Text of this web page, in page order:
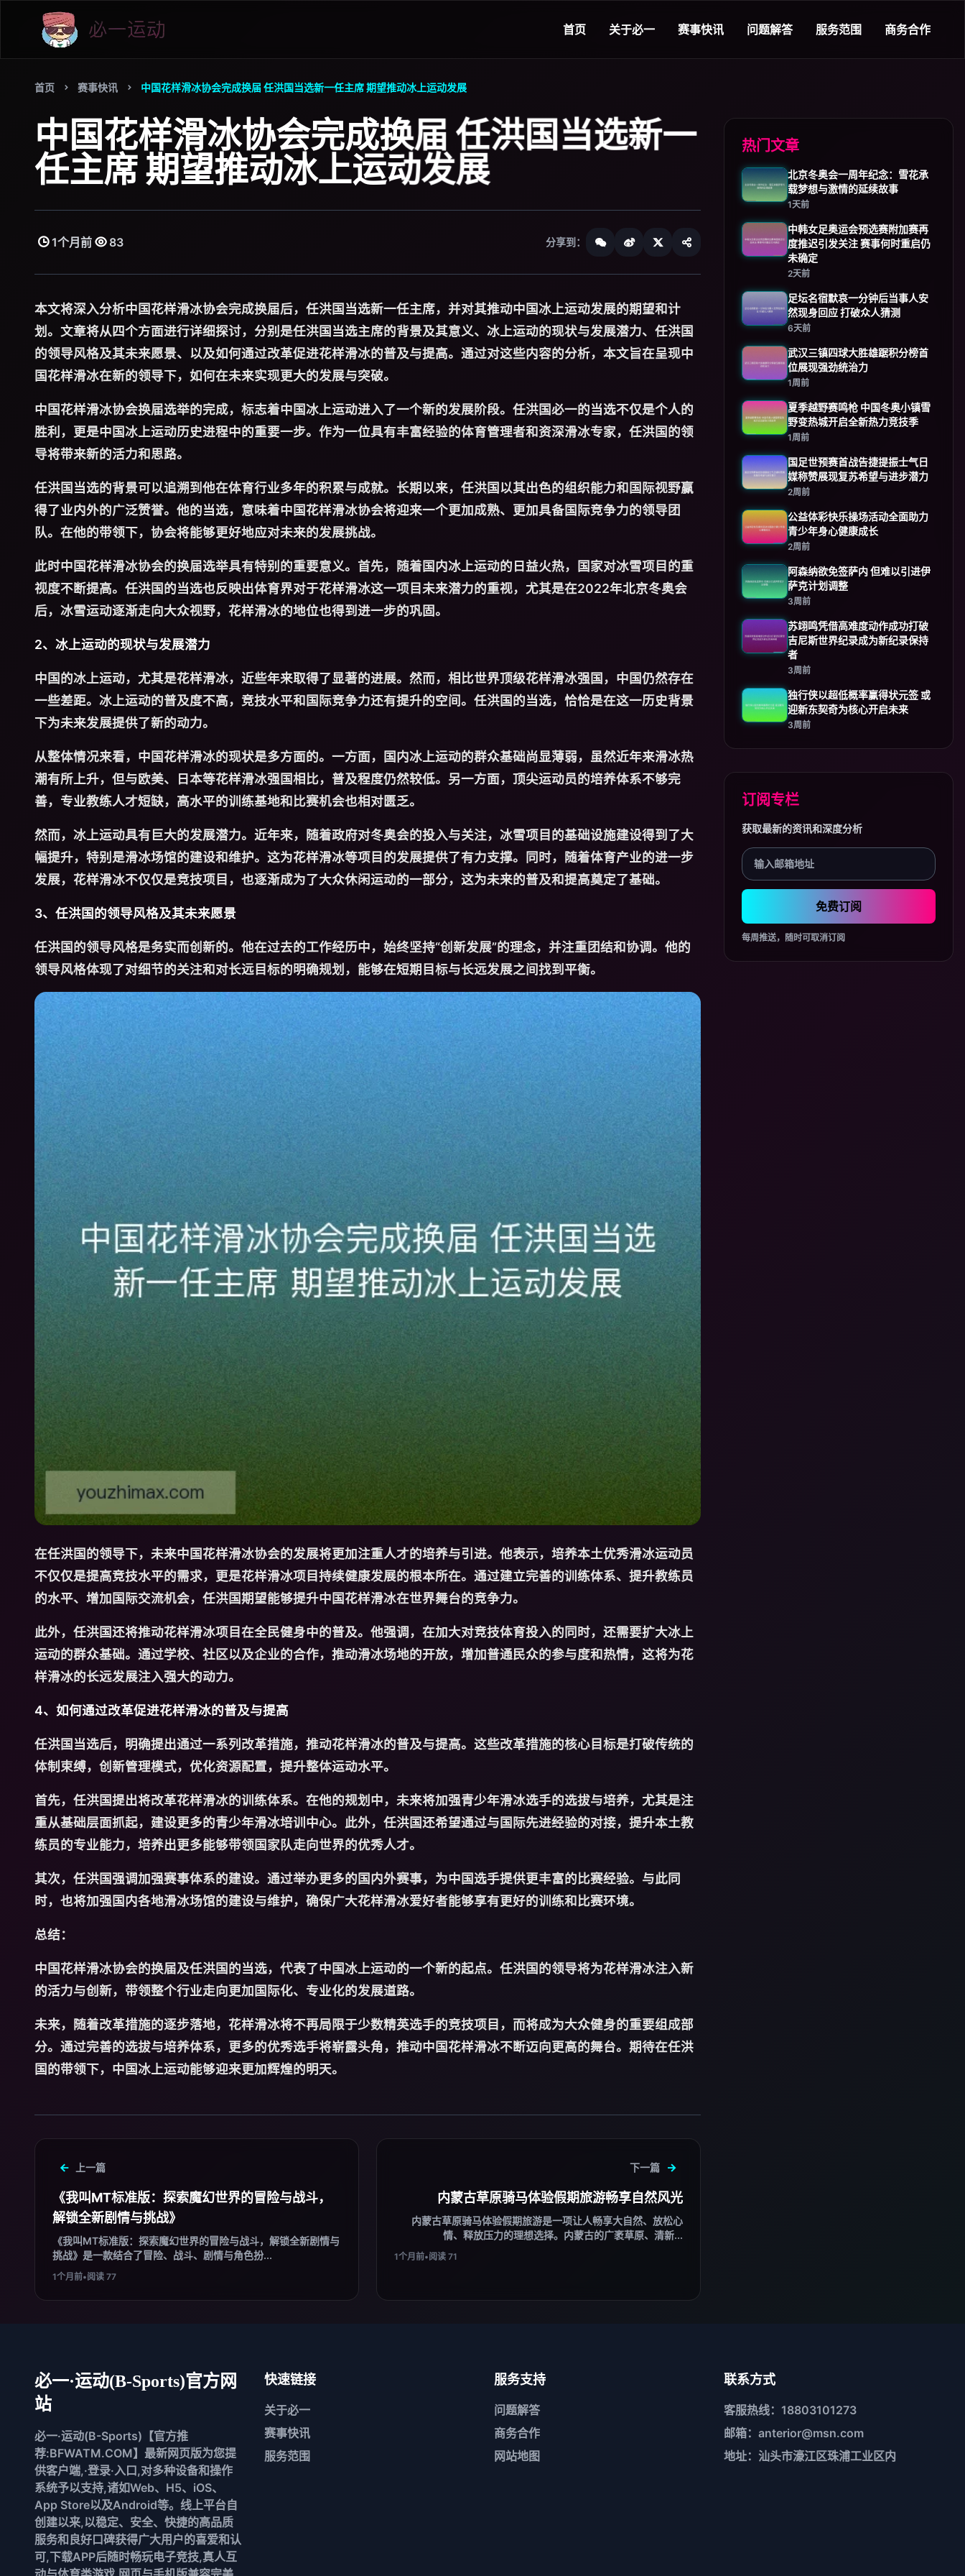
首页 关于必一 赛事快讯 问题解答 服务范围 商务合作
首页 赛事快讯 中国花样滑冰协会完成换届 任洪国当选新一任主席 期望推动冰上运动发展
中国花样滑冰协会完成换届 任洪国当选新一
任主席 期望推动冰上运动发展
1个月前 83 分享到：
本文将深入分析中国花样滑冰协会完成换届后，任洪国当选新一任主席，并对其推动中国冰上运动发展的期望和计
划。文章将从四个方面进行详细探讨，分别是任洪国当选主席的背景及其意义、冰上运动的现状与发展潜力、任洪国
的领导风格及其未来愿景、以及如何通过改革促进花样滑冰的普及与提高。通过对这些内容的分析，本文旨在呈现中
国花样滑冰在新的领导下，如何在未来实现更大的发展与突破。
中国花样滑冰协会换届选举的完成，标志着中国冰上运动进入了一个新的发展阶段。任洪国必一的当选不仅是个人的
胜利，更是中国冰上运动历史进程中的重要一步。作为一位具有丰富经验的体育管理者和资深滑冰专家，任洪国的领
导将带来新的活力和思路。
任洪国当选的背景可以追溯到他在体育行业多年的积累与成就。长期以来，任洪国以其出色的组织能力和国际视野赢
得了业内外的广泛赞誉。他的当选，意味着中国花样滑冰协会将迎来一个更加成熟、更加具备国际竞争力的领导团
队。在他的带领下，协会将能够更好地应对未来的发展挑战。
此时中国花样滑冰协会的换届选举具有特别的重要意义。首先，随着国内冰上运动的日益火热，国家对冰雪项目的重
视度不断提高。任洪国的当选也反映出体育界对于花样滑冰这一项目未来潜力的重视，尤其是在2022年北京冬奥会
后，冰雪运动逐渐走向大众视野，花样滑冰的地位也得到进一步的巩固。
2、冰上运动的现状与发展潜力
中国的冰上运动，尤其是花样滑冰，近些年来取得了显著的进展。然而，相比世界顶级花样滑冰强国，中国仍然存在
一些差距。冰上运动的普及度不高，竞技水平和国际竞争力还有提升的空间。任洪国的当选，恰恰是在这一历史背景
下为未来发展提供了新的动力。
从整体情况来看，中国花样滑冰的现状是多方面的。一方面，国内冰上运动的群众基础尚显薄弱，虽然近年来滑冰热
潮有所上升，但与欧美、日本等花样滑冰强国相比，普及程度仍然较低。另一方面，顶尖运动员的培养体系不够完
善，专业教练人才短缺，高水平的训练基地和比赛机会也相对匮乏。
然而，冰上运动具有巨大的发展潜力。近年来，随着政府对冬奥会的投入与关注，冰雪项目的基础设施建设得到了大
幅提升，特别是滑冰场馆的建设和维护。这为花样滑冰等项目的发展提供了有力支撑。同时，随着体育产业的进一步
发展，花样滑冰不仅仅是竞技项目，也逐渐成为了大众休闲运动的一部分，这为未来的普及和提高奠定了基础。
3、任洪国的领导风格及其未来愿景
任洪国的领导风格是务实而创新的。他在过去的工作经历中，始终坚持“创新发展”的理念，并注重团结和协调。他的
领导风格体现了对细节的关注和对长远目标的明确规划，能够在短期目标与长远发展之间找到平衡。
在任洪国的领导下，未来中国花样滑冰协会的发展将更加注重人才的培养与引进。他表示，培养本土优秀滑冰运动员
不仅仅是提高竞技水平的需求，更是花样滑冰项目持续健康发展的根本所在。通过建立完善的训练体系、提升教练员
的水平、增加国际交流机会，任洪国期望能够提升中国花样滑冰在世界舞台的竞争力。
此外，任洪国还将推动花样滑冰项目在全民健身中的普及。他强调，在加大对竞技体育投入的同时，还需要扩大冰上
运动的群众基础。通过学校、社区以及企业的合作，推动滑冰场地的开放，增加普通民众的参与度和热情，这将为花
样滑冰的长远发展注入强大的动力。
4、如何通过改革促进花样滑冰的普及与提高
任洪国当选后，明确提出通过一系列改革措施，推动花样滑冰的普及与提高。这些改革措施的核心目标是打破传统的
体制束缚，创新管理模式，优化资源配置，提升整体运动水平。
首先，任洪国提出将改革花样滑冰的训练体系。在他的规划中，未来将加强青少年滑冰选手的选拔与培养，尤其是注
重从基础层面抓起，建设更多的青少年滑冰培训中心。此外，任洪国还希望通过与国际先进经验的对接，提升本土教
练员的专业能力，培养出更多能够带领国家队走向世界的优秀人才。
其次，任洪国强调加强赛事体系的建设。通过举办更多的国内外赛事，为中国选手提供更丰富的比赛经验。与此同
时，也将加强国内各地滑冰场馆的建设与维护，确保广大花样滑冰爱好者能够享有更好的训练和比赛环境。
总结：
中国花样滑冰协会的换届及任洪国的当选，代表了中国冰上运动的一个新的起点。任洪国的领导将为花样滑冰注入新
的活力与创新，带领整个行业走向更加国际化、专业化的发展道路。
未来，随着改革措施的逐步落地，花样滑冰将不再局限于少数精英选手的竞技项目，而将成为大众健身的重要组成部
分。通过完善的选拔与培养体系，更多的优秀选手将崭露头角，推动中国花样滑冰不断迈向更高的舞台。期待在任洪
国的带领下，中国冰上运动能够迎来更加辉煌的明天。
上一篇
《我叫MT标准版：探索魔幻世界的冒险与战斗，
解锁全新剧情与挑战》
《我叫MT标准版：探索魔幻世界的冒险与战斗，解锁全新剧情与
挑战》是一款结合了冒险、战斗、剧情与角色扮...
1个月前•阅读 77
下一篇
内蒙古草原骑马体验假期旅游畅享自然风光
内蒙古草原骑马体验假期旅游是一项让人畅享大自然、放松心
情、释放压力的理想选择。内蒙古的广袤草原、清新...
1个月前•阅读 71
热门文章
北京冬奥会一周年纪念：雪花承
载梦想与激情的延续故事
1天前
中韩女足奥运会预选赛附加赛再
度推迟引发关注 赛事何时重启仍
未确定
2天前
足坛名宿默哀一分钟后当事人安
然现身回应 打破众人猜测
6天前
武汉三镇四球大胜雄踞积分榜首
位展现强劲统治力
1周前
夏季越野赛鸣枪 中国冬奥小镇雪
野变热城开启全新热力竞技季
1周前
国足世预赛首战告捷提振士气日
媒称赞展现复苏希望与进步潜力
2周前
公益体彩快乐操场活动全面助力
青少年身心健康成长
2周前
阿森纳欲免签萨内 但难以引进伊
萨克计划调整
3周前
苏翊鸣凭借高难度动作成功打破
吉尼斯世界纪录成为新纪录保持
者
3周前
独行侠以超低概率赢得状元签 或
迎新东契奇为核心开启未来
3周前
订阅专栏
获取最新的资讯和深度分析
免费订阅
每周推送，随时可取消订阅
必一·运动(B-Sports)官方网
站
必一·运动(B-Sports)【官方推
荐:BFWATM.COM】最新网页版为您提
供客户端,·登录·入口,对多种设备和操作
系统予以支持,诸如Web、H5、iOS、
App Store以及Android等。线上平台自
创建以来,以稳定、安全、快捷的高品质
服务和良好口碑获得广大用户的喜爱和认
可,下载APP后随时畅玩电子竞技,真人互
快速链接
关于必一
赛事快讯
服务范围
服务支持
问题解答
商务合作
网站地图
联系方式
客服热线：18803101273
邮箱：anterior@msn.com
地址：汕头市濠江区珠浦工业区内